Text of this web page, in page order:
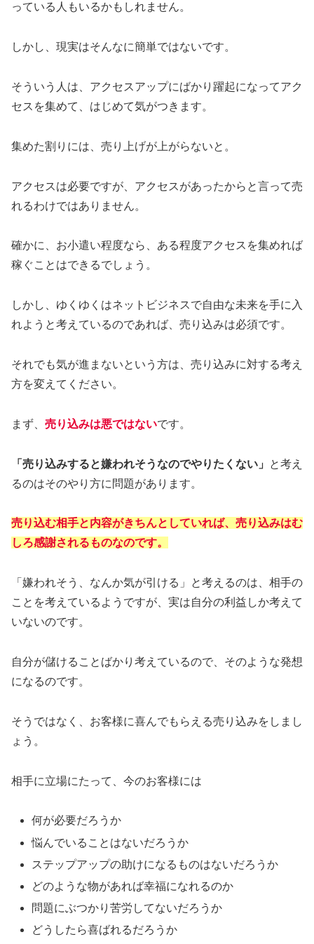
っている人もいるかもしれません。
しかし、現実はそんなに簡単ではないです。
そういう人は、アクセスアップにばかり躍起になってアク
セスを集めて、はじめて気がつきます。
集めた割りには、売り上げが上がらないと。
アクセスは必要ですが、アクセスがあったからと言って売
れるわけではありません。
確かに、お小遣い程度なら、ある程度アクセスを集めれば
稼ぐことはできるでしょう。
しかし、ゆくゆくはネットビジネスで自由な未来を手に入
れようと考えているのであれば、売り込みは必須です。
それでも気が進まないという方は、売り込みに対する考え
方を変えてください。
まず、 売り込みは悪ではないです。
「売り込みすると嫌われそうなのでやりたくない」
と考え
るのはそのやり方に問題があります。
売り込む相手と内容がきちんとしていれば、売り込みはむ
しろ感謝されるものなのです。
「嫌われそう、なんか気が引ける」と考えるのは、相手の
ことを考えているようですが、実は自分の利益しか考えて
いないのです。
自分が儲けることばかり考えているので、そのような発想
になるのです。
そうではなく、お客様に喜んでもらえる売り込みをしまし
ょう。
相手に立場にたって、今のお客様には
何が必要だろうか
悩んでいることはないだろうか
ステップアップの助けになるものはないだろうか
どのような物があれば幸福になれるのか
問題にぶつかり苦労してないだろうか
どうしたら喜ばれるだろうか